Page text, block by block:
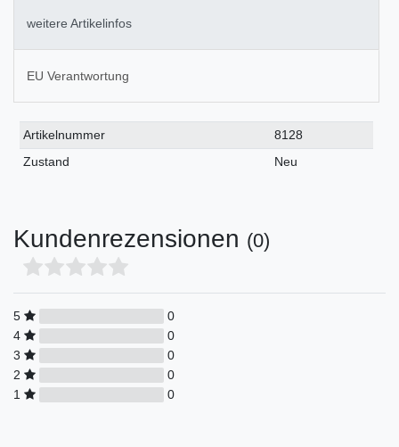
weitere Artikelinfos
EU Verantwortung
Technisches
Merkmal
Wert
Artikelnummer
8128
Zustand
Neu
Kundenrezensionen (0)
5
0
4
0
3
0
2
0
1
0